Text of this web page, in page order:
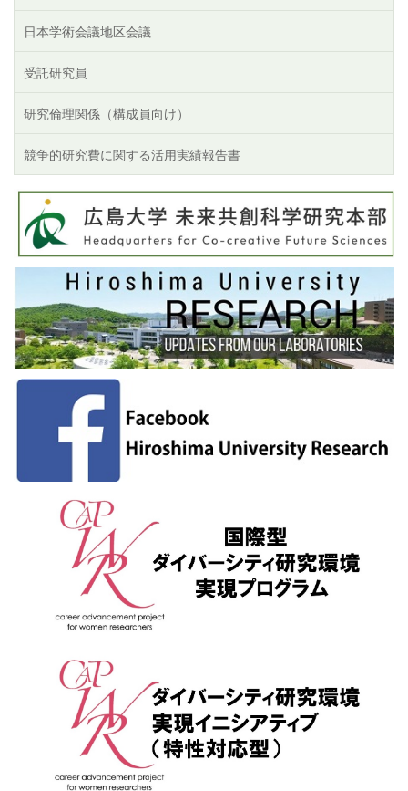
日本学術会議地区会議
受託研究員
研究倫理関係（構成員向け）
競争的研究費に関する活用実績報告書